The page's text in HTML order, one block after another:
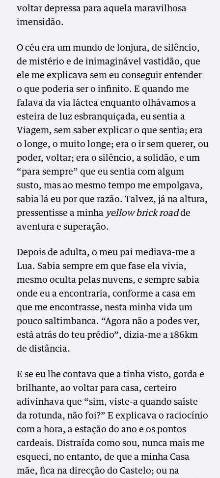
voltar depressa para aquela maravilhosa
imensidão.
O céu era um mundo de lonjura, de silêncio,
de mistério e de inimaginável vastidão, que
ele me explicava sem eu conseguir entender
o que poderia ser o infinito. E quando me
falava da via láctea enquanto olhávamos a
esteira de luz esbranquiçada, eu sentia a
Viagem, sem saber explicar o que sentia; era
o longe, o muito longe; era o ir sem querer, ou
poder, voltar; era o silêncio, a solidão, e um
“para sempre” que eu sentia com algum
susto, mas ao mesmo tempo me empolgava,
sabia lá eu por que razão. Talvez, já na altura,
pressentisse a minha yellow brick roadde
aventura e superação.
Depois de adulta, o meu pai mediava-me a
Lua. Sabia sempre em que fase ela vivia,
mesmo oculta pelas nuvens, e sempre sabia
onde eu a encontraria, conforme a casa em
que me encontrasse, nesta minha vida um
pouco saltimbanca. “Agora não a podes ver,
está atrás do teu prédio”, dizia-me a 186km
de distância.
E se eu lhe contava que a tinha visto, gorda e
brilhante, ao voltar para casa, certeiro
adivinhava que “sim, viste-a quando saíste
da rotunda, não foi?” E explicava o raciocínio
com a hora, a estação do ano e os pontos
cardeais. Distraída como sou, nunca mais me
esqueci, no entanto, de que a minha Casa
mãe, fica na direcção do Castelo; ou na